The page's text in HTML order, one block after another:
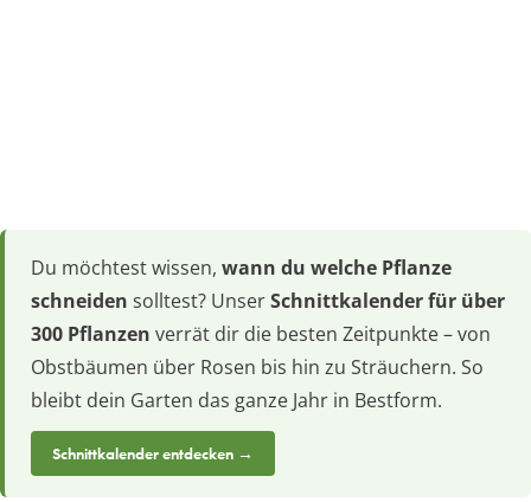
Du möchtest wissen, wann du welche Pflanze
schneiden solltest? UnserSchnittkalender für über
300 Pflanzen verrät dir die besten Zeitpunkte – von
Obstbäumen über Rosen bis hin zu Sträuchern. So
bleibt dein Garten das ganze Jahr in Bestform.
Schnittkalender entdecken →